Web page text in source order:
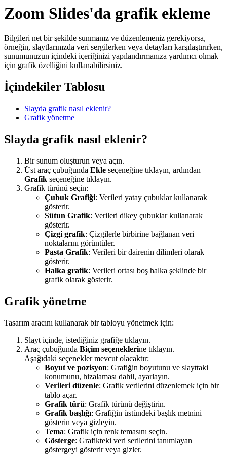
Zoom Slides'da grafik ekleme
Bilgileri net bir şekilde sunmanız ve düzenlemeniz gerekiyorsa,
örneğin, slaytlarınızda veri sergilerken veya detayları karşılaştırırken,
sunumunuzun içindeki içeriğinizi yapılandırmanıza yardımcı olmak
için grafik özelliğini kullanabilirsiniz.
İçindekiler Tablosu
Slayda grafik nasıl eklenir?
Grafik yönetme
Slayda grafik nasıl eklenir?
Bir sunum oluşturun veya açın.
Üst araç çubuğunda Ekle seçeneğine tıklayın, ardından
Grafik seçeneğine tıklayın.
Grafik türünü seçin:
Çubuk Grafiği: Verileri yatay çubuklar kullanarak
gösterir.
Sütun Grafik: Verileri dikey çubuklar kullanarak
gösterir.
Çizgi grafik: Çizgilerle birbirine bağlanan veri
noktalarını görüntüler.
Pasta Grafik: Verileri bir dairenin dilimleri olarak
gösterir.
Halka grafik: Verileri ortası boş halka şeklinde bir
grafik olarak gösterir.
Grafik yönetme
Tasarım aracını kullanarak bir tabloyu yönetmek için:
Slayt içinde, istediğiniz grafiğe tıklayın.
Araç çubuğunda Biçim seçeneklerine tıklayın.
Aşağıdaki seçenekler mevcut olacaktır:
Boyut ve pozisyon: Grafiğin boyutunu ve slayttaki
konumunu, hizalaması dahil, ayarlayın.
Verileri düzenle: Grafik verilerini düzenlemek için bir
tablo açar.
Grafik türü: Grafik türünü değiştirin.
Grafik başlığı: Grafiğin üstündeki başlık metnini
gösterin veya gizleyin.
Tema: Grafik için renk temasını seçin.
Gösterge: Grafikteki veri serilerini tanımlayan
göstergeyi gösterir veya gizler.